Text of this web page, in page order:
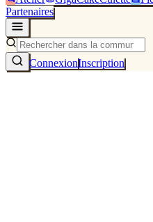
Partenaires
ConnexionInscription